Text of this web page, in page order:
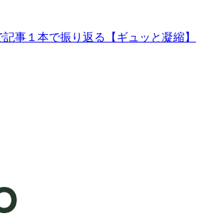
事１本で振り返る【ギュッと凝縮】